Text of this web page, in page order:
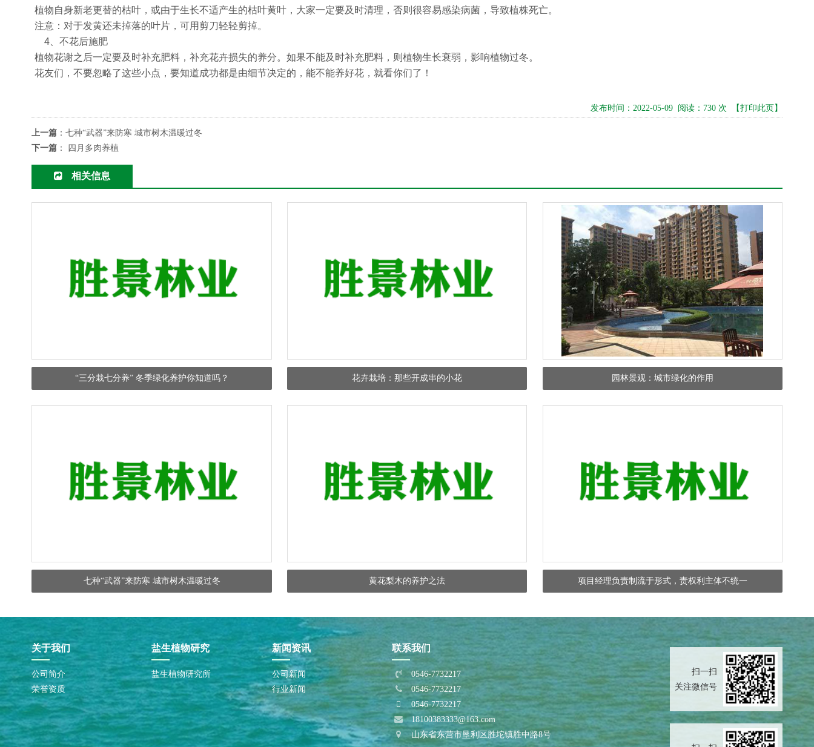
植物自身新老更替的枯叶，或由于生长不适产生的枯叶黄叶，大家一定要及时清理，否则很容易感染病菌，导致植株死亡。
注意：对于发黄还未掉落的叶片，可用剪刀轻轻剪掉。
4、不花后施肥
植物花谢之后一定要及时补充肥料，补充花卉损失的养分。如果不能及时补充肥料，则植物生长衰弱，影响植物过冬。
花友们，不要忽略了这些小点，要知道成功都是由细节决定的，能不能养好花，就看你们了！
发布时间：2022-05-09 阅读：730 次 【打印此页】
上一篇 ： 七种“武器”来防寒 城市树木温暖过冬
下一篇 ： 四月多肉养植
相关信息
“三分栽七分养” 冬季绿化养护你知道吗？ 花卉栽培：那些开成串的小花 园林景观：城市绿化的作用
七种“武器”来防寒 城市树木温暖过冬 黄花梨木的养护之法 项目经理负责制流于形式，责权利主体不统一
关于我们
公司简介
荣誉资质
盐生植物研究
盐生植物研究所
新闻资讯
公司新闻
行业新闻
联系我们
0546-7732217
0546-7732217
0546-7732217
18100383333@163.com
山东省东营市垦利区胜坨镇胜中路8号
扫一扫
关注微信号